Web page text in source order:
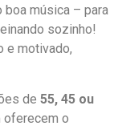
boa música – para
sozinho!
e motivado,
de 55, 45 ou
oferecem o